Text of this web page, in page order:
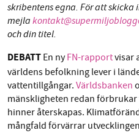
skribentens egna. För att
mejla
och din titel.
DEBATT En nyFN-rapportvisar
världens befolkning lever i
vattentillgångar. Världsbanken
mänskligheten redan
hinner återskapas.
mångfald förvärrar
Stötta vårt arbete
Läs vad